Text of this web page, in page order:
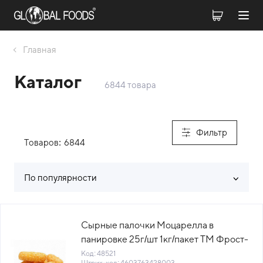
Главная
Каталог 6844 товара
Фильтр
Товаров: 6844
По популярности
Сырные палочки Моцарелла в
панировке 25г/шт 1кг/пакет ТМ Фрост-
А Россия (КОД 48521) (-18°С)
Код: 48521